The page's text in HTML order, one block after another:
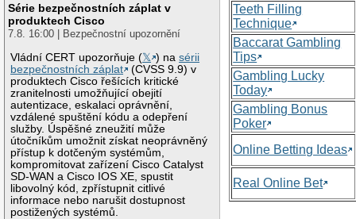
Série bezpečnostních záplat v
produktech Cisco
7.8. 16:00 | Bezpečnostní upozornění
Vládní CERT upozorňuje (𝕏 ) nasérii
bezpečnostních záplat
(CVSS 9.9) v
produktech Cisco řešících kritické
zranitelnosti umožňující obejití
autentizace, eskalaci oprávnění,
vzdálené spuštění kódu a odepření
služby. Úspěšné zneužití může
útočníkům umožnit získat neoprávněný
přístup k dotčeným systémům,
kompromitovat zařízení Cisco Catalyst
SD-WAN a Cisco IOS XE, spustit
libovolný kód, zpřístupnit citlivé
informace nebo narušit dostupnost
postižených systémů.
Teeth Filling
Technique
Baccarat Gambling
Tips
Gambling Lucky
Today
Gambling Bonus
Poker
Online Betting Ideas
Real Online Bet